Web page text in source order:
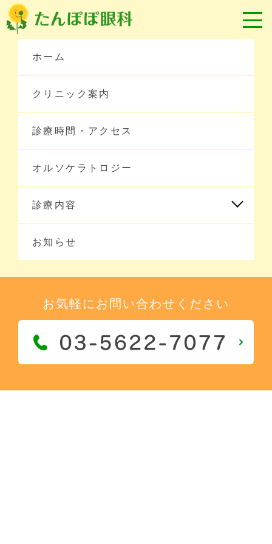
ホーム
クリニック案内
診療時間・アクセス
オルソケラトロジー
診療内容
お知らせ
お気軽にお問い合わせください